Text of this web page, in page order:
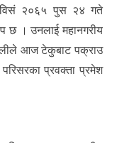
विसं २०६५ पुस २४ गते
छ । उनलाई महानगरीय
आज टेकुबाट पक्राउ
प्रवक्ता प्रमेश